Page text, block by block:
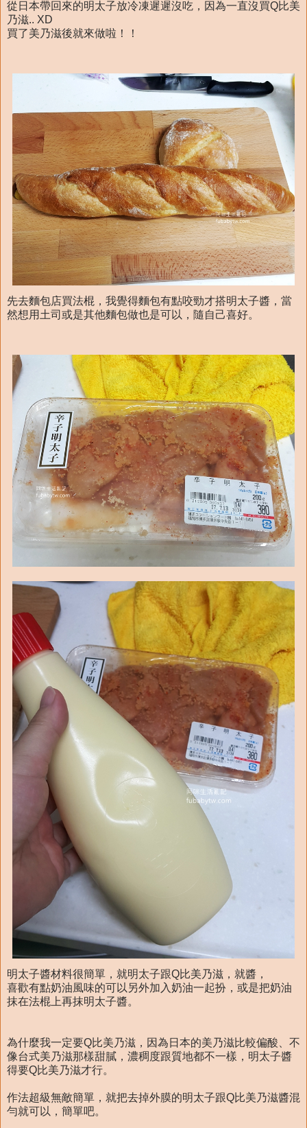
從日本帶回來的明太子放冷凍遲遲沒吃，因為一直沒買Q比美
乃滋.. XD
買了美乃滋後就來做啦！！
先去麵包店買法棍，我覺得麵包有點咬勁才搭明太子醬，當
然想用土司或是其他麵包做也是可以，隨自己喜好。
明太子醬材料很簡單，就明太子跟Q比美乃滋，就醬，
喜歡有點奶油風味的可以另外加入奶油一起扮，或是把奶油
抹在法棍上再抹明太子醬。
為什麼我一定要Q比美乃滋，因為日本的美乃滋比較偏酸、不
像台式美乃滋那樣甜膩，濃稠度跟質地都不一樣，明太子醬
得要Q比美乃滋才行。
作法超級無敵簡單，就把去掉外膜的明太子跟Q比美乃滋醬混
勻就可以，簡單吧。